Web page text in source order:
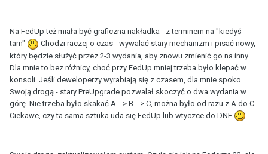
Na FedUp też miała być graficzna nakładka - z terminem na "kiedyś
tam"
Chodzi raczej o czas - wywalać stary mechanizm i pisać nowy,
który będzie służyć przez 2-3 wydania, aby znowu zmienić go na inny.
Dla mnie to bez różnicy, choć przy FedUp mniej trzeba było klepać w
konsoli. Jeśli deweloperzy wyrabiają się z czasem, dla mnie spoko.
Swoją drogą - stary PreUpgrade pozwalał skoczyć o dwa wydania w
górę. Nie trzeba było skakać A --> B --> C, można było od razu z A do C.
Ciekawe, czy ta sama sztuka uda się FedUp lub wtyczce do DNF